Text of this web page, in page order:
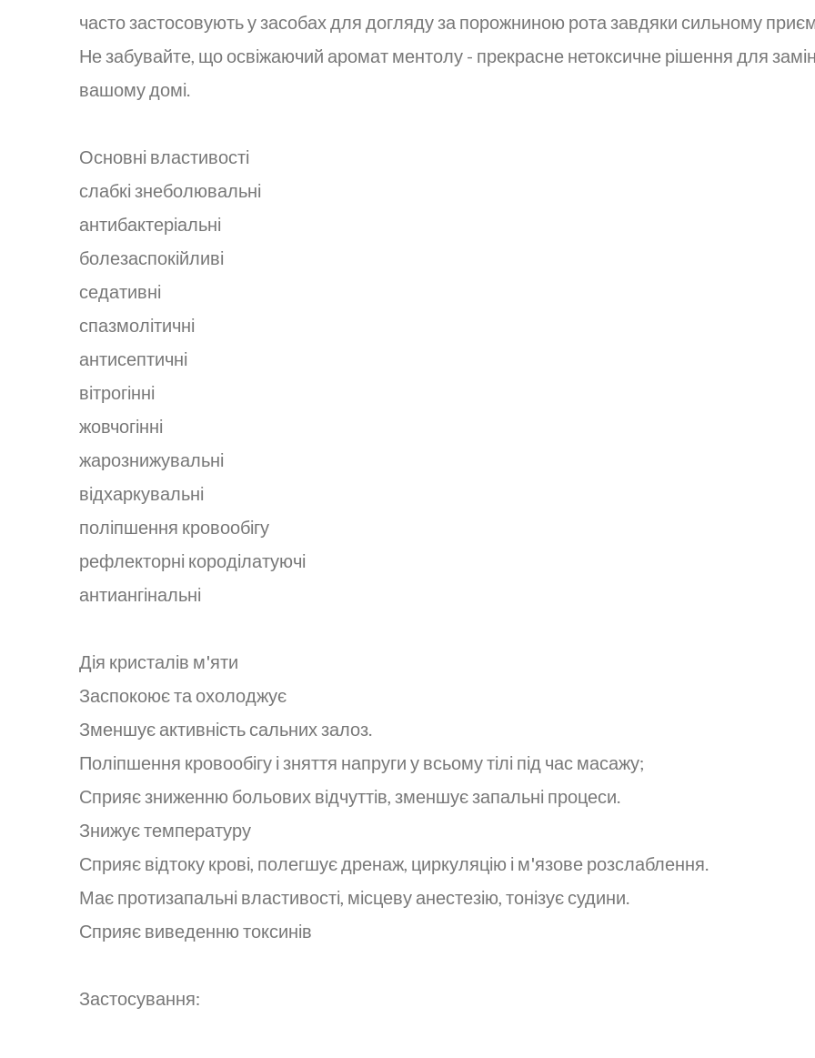
часто застосовують у засобах для догляду за порожниною рота завдяки сильному
Не забувайте, що освіжаючий аромат ментолу - прекрасне нетоксичне рішення для
вашому домі.
Основні властивості
слабкі знеболювальні
антибактеріальні
болезаспокійливі
седативні
спазмолітичні
антисептичні
вітрогінні
жовчогінні
жарознижувальні
відхаркувальні
поліпшення кровообігу
рефлекторні короділатуючі
антиангінальні
Дія кристалів м'яти
Заспокоює та охолоджує
Зменшує активність сальних залоз.
Поліпшення кровообігу і зняття напруги у всьому тілі під час масажу;
Сприяє зниженню больових відчуттів, зменшує запальні процеси.
Знижує температуру
Сприяє відтоку крові, полегшує дренаж, циркуляцію і м'язове розслаблення.
Має протизапальні властивості, місцеву анестезію, тонізує судини.
Сприяє виведенню токсинів
Застосування: